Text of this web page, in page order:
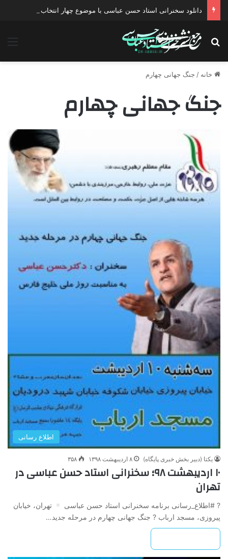
دانلود سخنرانی استاد حسن عباسی با موضوع چهار انتخاب ۱۴۰۰
جستجو برای
خانه / جنگ جهانی چهارم
جنگ جهانی چهارم
اطلاع رسانی
یکتا (دبیر بخش خبری پایگاه) ۸ اردیبهشت ۱۳۹۸ ۳۵۸
۱۰ اردیبهشت ۹۸؛ سخنرانی استاد حسن عباسی در
تهران
? #اطلاع_رسانی برنامه سخنرانی استاد حسن عباسی
تهران، خیابان
پیروزی، مسجد ارباب ? جنگ جهانی چهارم در مرحله جدید…